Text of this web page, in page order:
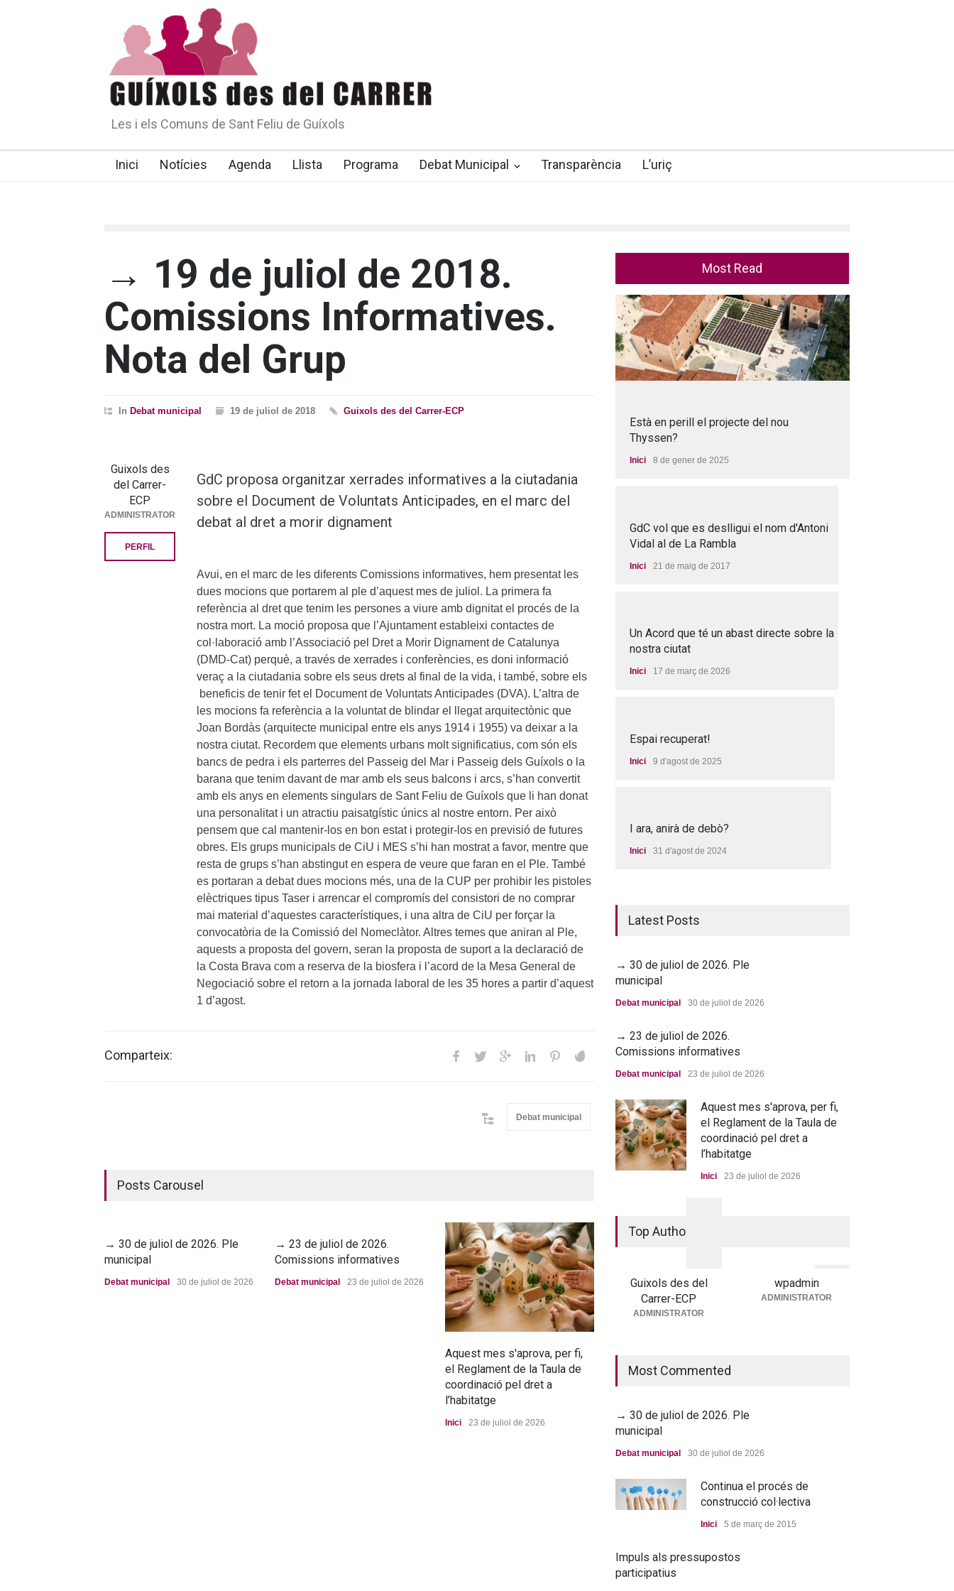
Les i els Comuns de Sant Feliu de Guíxols
Inici Notícies Agenda Llista Programa Debat Municipal Transparència L’uriç
→ 19 de juliol de 2018.
Comissions Informatives.
Nota del Grup
In Debat municipal 19 de juliol de 2018 Guixols des del Carrer-ECP
GdC proposa organitzar xerrades informatives a la ciutadania
sobre el Document de Voluntats Anticipades, en el marc del
debat al dret a morir dignament
Avui, en el marc de les diferents Comissions informatives, hem presentat les
dues mocions que portarem al ple d’aquest mes de juliol. La primera fa
referència al dret que tenim les persones a viure amb dignitat el procés de la
nostra mort. La moció proposa que l’Ajuntament estableixi contactes de
col·laboració amb l’Associació pel Dret a Morir Dignament de Catalunya
(DMD-Cat) perquè, a través de xerrades i conferències, es doni informació
veraç a la ciutadania sobre els seus drets al final de la vida, i també, sobre els
beneficis de tenir fet el Document de Voluntats Anticipades (DVA). L’altra de
les mocions fa referència a la voluntat de blindar el llegat arquitectònic que
Joan Bordàs (arquitecte municipal entre els anys 1914 i 1955) va deixar a la
nostra ciutat. Recordem que elements urbans molt significatius, com són els
bancs de pedra i els parterres del Passeig del Mar i Passeig dels Guíxols o la
barana que tenim davant de mar amb els seus balcons i arcs, s’han convertit
amb els anys en elements singulars de Sant Feliu de Guíxols que li han donat
una personalitat i un atractiu paisatgístic únics al nostre entorn. Per això
pensem que cal mantenir-los en bon estat i protegir-los en previsió de futures
obres. Els grups municipals de CiU i MES s’hi han mostrat a favor, mentre que
resta de grups s’han abstingut en espera de veure que faran en el Ple. També
es portaran a debat dues mocions més, una de la CUP per prohibir les pistoles
elèctriques tipus Taser i arrencar el compromís del consistori de no comprar
mai material d’aquestes característiques, i una altra de CiU per forçar la
convocatòria de la Comissió del Nomeclàtor. Altres temes que aniran al Ple,
aquests a proposta del govern, seran la proposta de suport a la declaració de
la Costa Brava com a reserva de la biosfera i l’acord de la Mesa General de
Negociació sobre el retorn a la jornada laboral de les 35 hores a partir d’aquest
1 d’agost.
Guixols des
del Carrer-
ECP
ADMINISTRATOR
PERFIL
Comparteix:
Debat municipal
Posts Carousel
→ 30 de juliol de 2026. Ple
municipal
Debat municipal 30 de juliol de 2026
→ 23 de juliol de 2026.
Comissions informatives
Debat municipal 23 de juliol de 2026
Aquest mes s'aprova, per fi,
el Reglament de la Taula de
coordinació pel dret a
l’habitatge
Inici 23 de juliol de 2026
La nova residència, més a
prop que mai
Debat municipal
Most Read
Està en perill el projecte del nou
Thyssen?
Inici 8 de gener de 2025
GdC vol que es deslligui el nom d'Antoni
Vidal al de La Rambla
Inici 21 de maig de 2017
Un Acord que té un abast directe sobre la
nostra ciutat
Inici 17 de març de 2026
Espai recuperat!
Inici 9 d'agost de 2025
I ara, anirà de debò?
Inici 31 d'agost de 2024
Latest Posts
→ 30 de juliol de 2026. Ple
municipal
Debat municipal 30 de juliol de 2026
→ 23 de juliol de 2026.
Comissions informatives
Debat municipal 23 de juliol de 2026
Aquest mes s'aprova, per fi,
el Reglament de la Taula de
coordinació pel dret a
l’habitatge
Inici 23 de juliol de 2026
→ 25 de juny de 2026. Ple
municipal
Top Authors
Guixols des del
Carrer-ECP
ADMINISTRATOR
wpadmin
ADMINISTRATOR
Most Commented
→ 30 de juliol de 2026. Ple
municipal
Debat municipal 30 de juliol de 2026
Continua el procés de
construcció col·lectiva
Inici 5 de març de 2015
Impuls als pressupostos
participatius